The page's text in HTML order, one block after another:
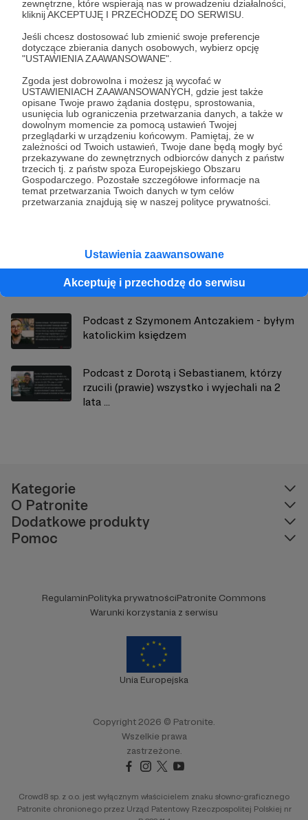
zewnętrzne, które wspierają nas w prowadzeniu działalności,
kliknij AKCEPTUJĘ I PRZECHODZĘ DO SERWISU.
Jeśli chcesz dostosować lub zmienić swoje preferencje
dotyczące zbierania danych osobowych, wybierz opcję
"USTAWIENIA ZAAWANSOWANE".
Zgoda jest dobrowolna i możesz ją wycofać w
USTAWIENIACH ZAAWANSOWANYCH, gdzie jest także
opisane Twoje prawo żądania dostępu, sprostowania,
usunięcia lub ograniczenia przetwarzania danych, a także w
dowolnym momencie za pomocą ustawień Twojej
przeglądarki w urządzeniu końcowym. Pamiętaj, że w
zależności od Twoich ustawień, Twoje dane będą mogły być
przekazywane do zewnętrznych odbiorców danych z państw
trzecich tj. z państw spoza Europejskiego Obszaru
Gospodarczego. Pozostałe szczegółowe informacje na
temat przetwarzania Twoich danych w tym celów
przetwarzania znajdują się w naszej polityce prywatności.
Ustawienia zaawansowane
Akceptuję i przechodzę do serwisu
Udostępnij
Piotr Żyłka
Zobacz profil autora
Podcast z Pauliną Model - 6 lat była w
neokatechumenacie. Dziś dokonuje
konwersji do Ko...
Podcast z Szymonem Antczakiem - byłym
katolickim księdzem
Podcast z Dorotą i Sebastianem, którzy
rzucili (prawie) wszystko i wyjechali na 2
lata ...
Kategorie
O Patronite
Dodatkowe produkty
Pomoc
RegulaminPolityka prywatnościPatronite Commons
Warunki korzystania z serwisu
Unia Europejska
Copyright 2026 © Patronite.
Wszelkie prawa
zastrzeżone.
Crowd8 sp. z o.o. jest wyłącznym właścicielem znaku słowno-graficznego
Patronite chronionego przez Urząd Patentowy Rzeczpospolitej Polskiej nr